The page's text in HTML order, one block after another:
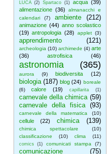
LUCA (2) Spartaco (1) acqua (39)
alimentazione (36)
almanacchi e
calendari
(7) ambiente (212)
animazione (44) anno scolastico
(19) antropologia (28) applet (3)
apprendimento (121)
archeologia (10) archimede (4) arte
(36)
astrofisica (46)
astronomia (365)
aurora (9) biodiversita (12)
biologia (187) blog (24) boreale
(6)
calore (19) capillarita (1)
carnevale della chimica (59)
carnevale della fisica
(93)
carnevale della matematica (10)
cellule (22) chimica (139)
chimica spettacolare
(10)
classificazione
(10) clima (11)
comics (1) comunicati stampa (7)
comunicazione
(75)